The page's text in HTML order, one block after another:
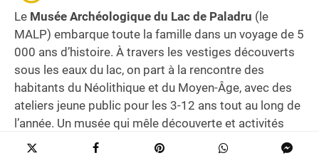
Le Musée Archéologique du Lac de Paladru (le
MALP) embarque toute la famille dans un voyage de 5
000 ans d’histoire. À travers les vestiges découverts
sous les eaux du lac, on part à la rencontre des
habitants du Néolithique et du Moyen-Âge, avec des
ateliers jeune public pour les 3-12 ans tout au long de
l’année. Un musée qui mêle découverte et activités
manuelles — les enfants adorent.